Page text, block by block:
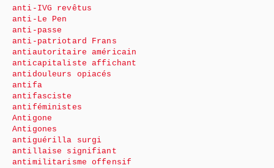
anti-IVG revêtus
anti-Le Pen
anti-passe
anti-patriotard Frans
antiautoritaire américain
anticapitaliste affichant
antidouleurs opiacés
antifa
antifasciste
antiféministes
Antigone
Antigones
antiguérilla surgi
antillaise signifiant
antimilitarisme offensif